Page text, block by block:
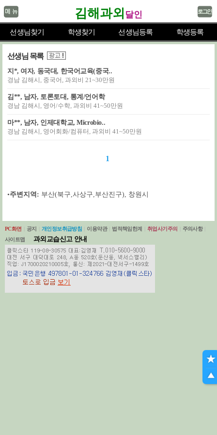
김해과외 달인
선생님찾기 학생찾기 선생님등록 학생등록
선생님 목록
지*, 여자, 동국대, 한국어교육(중국..
경남 김해시, 중국어, 과외비 21~30만원
김**, 남자, 토론토대, 통계/언어학
경남 김해시, 영어/수학, 과외비 41~50만원
마**, 남자, 인제대학교, Microbio..
경남 김해시, 영어회화/컴퓨터, 과외비 41~50만원
1
•주변지역: 부산(북구,사상구,부산진구), 창원시
PC화면 공지 개인정보취급방침 이용약관 법적책임한계 취업사기주의 주의사항
사이트맵
과외교습신고 안내